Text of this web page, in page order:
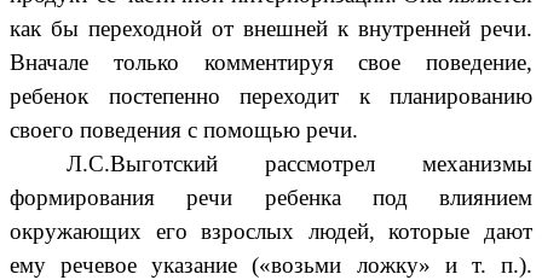
как бы переходной от внешней к внутренней речи.
Вначале только комментируя свое поведение,
ребенок постепенно переходит к планированию
своего поведения с помощью речи.
Л.С.Выготский рассмотрел механизмы
формирования речи ребенка под влиянием
окружающих его взрослых людей, которые дают
ему речевое указание («возьми ложку» и т. п.).